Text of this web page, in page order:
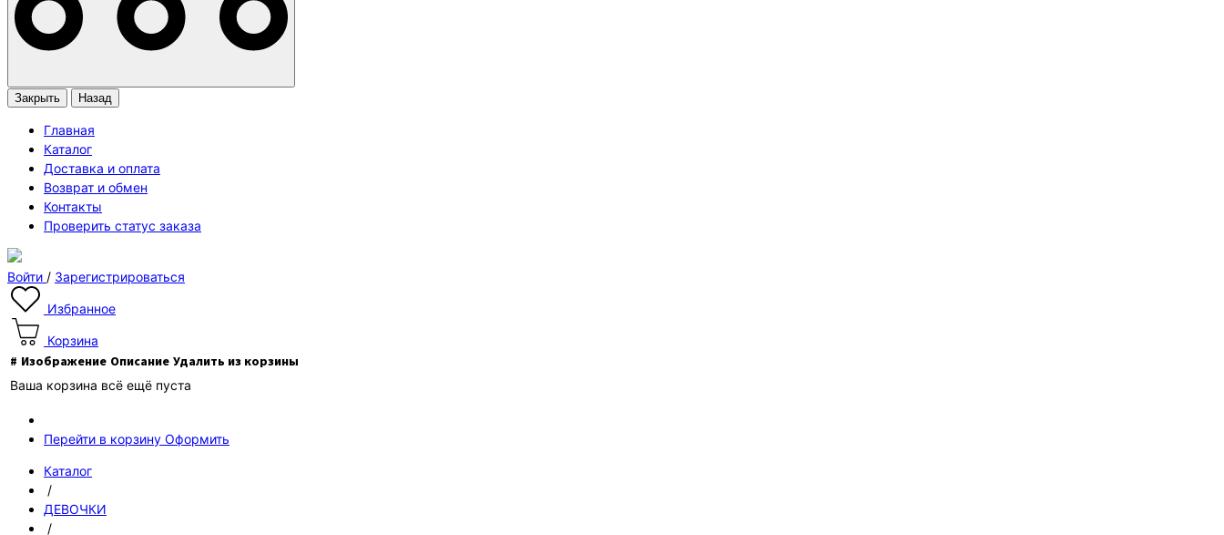
Закрыть Назад
Главная
Каталог
Доставка и оплата
Возврат и обмен
Контакты
Проверить статус заказа
Войти / Зарегистрироваться
Избранное
Корзина
# Изображение Описание Удалить из корзины
Ваша корзина всё ещё пуста
Перейти в корзину Оформить
Каталог
/
ДЕВОЧКИ
/